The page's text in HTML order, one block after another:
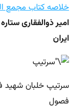
خلاصه کتاب مجمع
امیر ذوالفقاری
ایران
سرتیپ خلبان شهید
فصول